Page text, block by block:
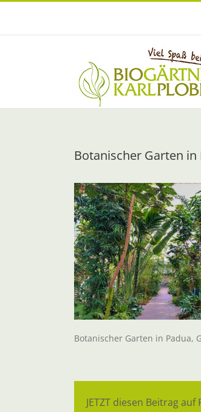
Zum
Botanischer Garten in
Botanischer Garten in Padua,
JETZT diesen Beitrag